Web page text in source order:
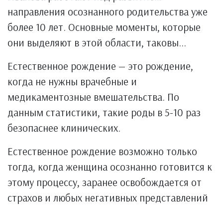
направления осознанного родительства уже
более 10 лет. Основные моменты, которые
они выделяют в этой области, таковы...
Естественное рождение — это рождение,
когда не нужны врачебные и
медикаментозные вмешательства. По
данным статистики, такие роды в 5-10 раз
безопаснее клинических.
Естественное рождение возможно только
тогда, когда женщина осознанно готовится к
этому процессу, заранее освобождается от
страхов и любых негативных представлений